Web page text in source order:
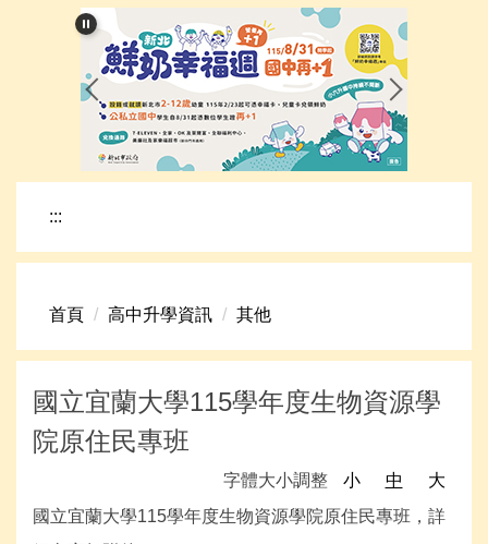
最新消息
處室簡介
榮譽事項
下載專區
網路資源
新生專區
學校組織
:::
首頁 高中升學資訊 其他
國立宜蘭大學115學年度生物資源學
院原住民專班
字體大小調整 小 中
大
國立宜蘭大學115學年度生物資源學院原住民專班，詳